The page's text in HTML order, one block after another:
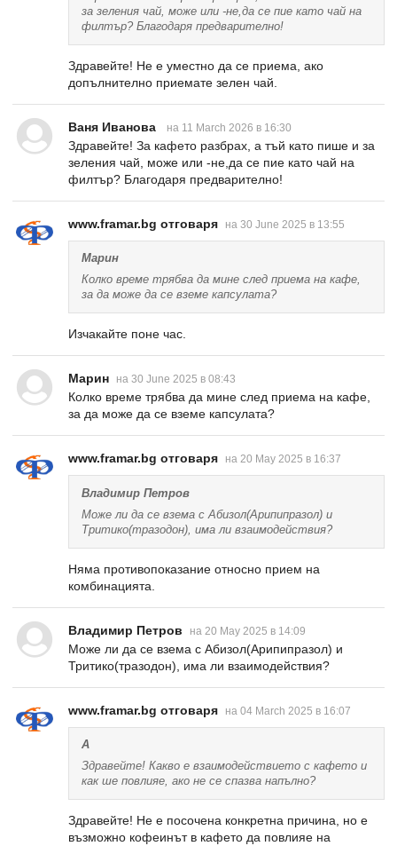
за зеления чай, може или -не,да се пие като чай на
филтър? Благодаря предварително!
Здравейте! Не е уместно да се приема, ако
допълнително приемате зелен чай.
Ваня Иванова на 11 March 2026 в 16:30
Здравейте! За кафето разбрах, а тъй като пише и за
зеления чай, може или -не,да се пие като чай на
филтър? Благодаря предварително!
www.framar.bg отговаря на 30 June 2025 в 13:55
Марин
Колко време трябва да мине след приема на кафе,
за да може да се вземе капсулата?
Изчакайте поне час.
Марин на 30 June 2025 в 08:43
Колко време трябва да мине след приема на кафе,
за да може да се вземе капсулата?
www.framar.bg отговаря на 20 May 2025 в 16:37
Владимир Петров
Може ли да се взема с Абизол(Арипипразол) и
Тритико(тразодон), има ли взаимодействия?
Няма противопоказание относно прием на
комбинацията.
Владимир Петров на 20 May 2025 в 14:09
Може ли да се взема с Абизол(Арипипразол) и
Тритико(тразодон), има ли взаимодействия?
www.framar.bg отговаря на 04 March 2025 в 16:07
A
Здравейте! Какво е взаимодействието с кафето и
как ше повлияе, ако не се спазва напълно?
Здравейте! Не е посочена конкретна причина, но е
възможно кофеинът в кафето да повлияе на